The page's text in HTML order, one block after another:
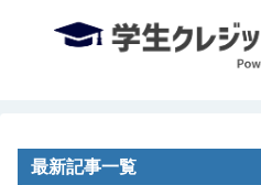
最新記事一覧